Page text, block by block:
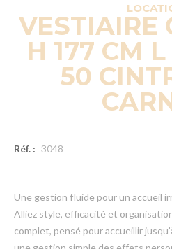
VESTIAIRE
H 177 CM
50
Réf. : 3048
Une gestion fluide pour un accueil
Alliez style, efficacité et
complet, pensé pour accueillir